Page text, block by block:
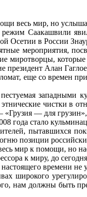
Саакашвили
Осетии в России
мероприятия,
миротворцы,
президент Алан
еще со времен
чистки в
— для
года стало
пытавшихся
позиции
мир к помощи, но
к миру, до
времени не
широкого
нам должны быть